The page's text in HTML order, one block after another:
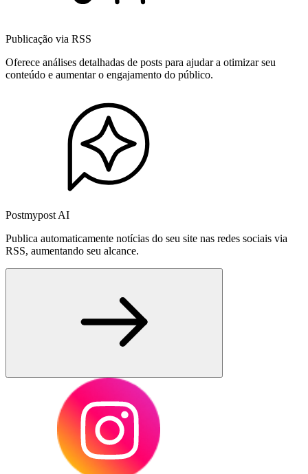
Publicação via RSS
Oferece análises detalhadas de posts para ajudar a otimizar seu
conteúdo e aumentar o engajamento do público.
Postmypost AI
Publica automaticamente notícias do seu site nas redes sociais via
RSS, aumentando seu alcance.